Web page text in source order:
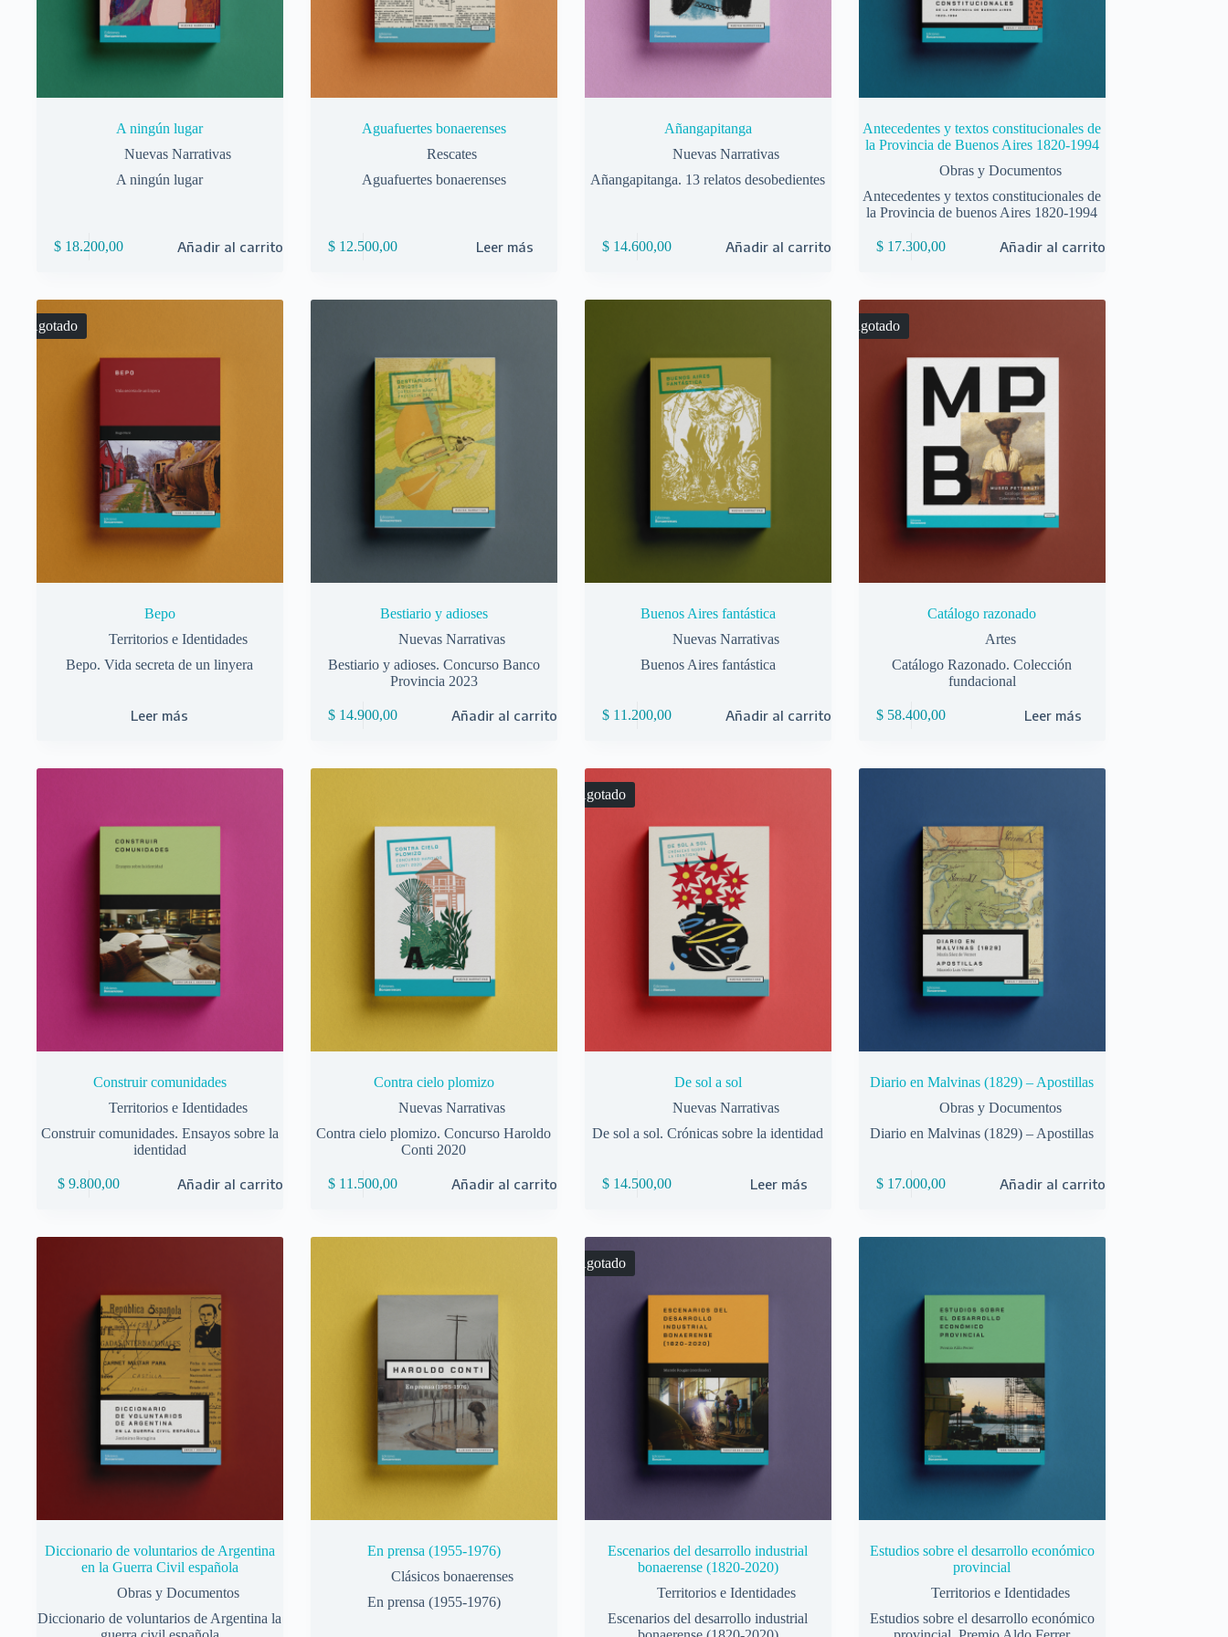
A ningún lugar
Nuevas Narrativas
A ningún lugar
$ 18.200,00 Añadir al carrito
Aguafuertes bonaerenses
Rescates
Aguafuertes bonaerenses
$ 12.500,00 Leer más
Añangapitanga
Nuevas Narrativas
Añangapitanga. 13 relatos desobedientes
$ 14.600,00 Añadir al carrito
Antecedentes y textos constitucionales de
la Provincia de Buenos Aires 1820-1994
Obras y Documentos
Antecedentes y textos constitucionales de
la Provincia de buenos Aires 1820-1994
$ 17.300,00 Añadir al carrito
Agotado
Bepo
Territorios e Identidades
Bepo. Vida secreta de un linyera
Leer más
Bestiario y adioses
Nuevas Narrativas
Bestiario y adioses. Concurso Banco
Provincia 2023
$ 14.900,00 Añadir al carrito
Buenos Aires fantástica
Nuevas Narrativas
Buenos Aires fantástica
$ 11.200,00 Añadir al carrito
Agotado
Catálogo razonado
Artes
Catálogo Razonado. Colección
fundacional
$ 58.400,00 Leer más
Construir comunidades
Territorios e Identidades
Construir comunidades. Ensayos sobre la
identidad
$ 9.800,00 Añadir al carrito
Contra cielo plomizo
Nuevas Narrativas
Contra cielo plomizo. Concurso Haroldo
Conti 2020
$ 11.500,00 Añadir al carrito
Agotado
De sol a sol
Nuevas Narrativas
De sol a sol. Crónicas sobre la identidad
$ 14.500,00 Leer más
Diario en Malvinas (1829) – Apostillas
Obras y Documentos
Diario en Malvinas (1829) – Apostillas
$ 17.000,00 Añadir al carrito
Diccionario de voluntarios de Argentina
en la Guerra Civil española
Obras y Documentos
Diccionario de voluntarios de Argentina la
En prensa (1955-1976)
Clásicos bonaerenses
En prensa (1955-1976)
Agotado
Escenarios del desarrollo industrial
bonaerense (1820-2020)
Territorios e Identidades
Escenarios del desarrollo industrial
Estudios sobre el desarrollo económico
provincial
Territorios e Identidades
Estudios sobre el desarrollo económico